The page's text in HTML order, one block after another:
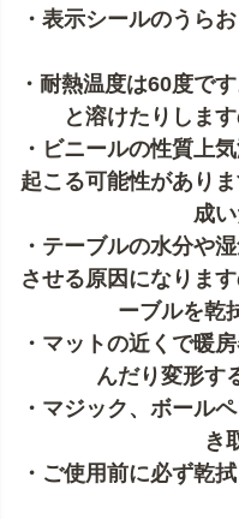
・表示シールのうら
・耐熱温度は60度で
と溶けたりしま
・ビニールの性質上
起こる可能性があり
成い
・テーブルの水分や
させる原因になりま
ーブルを乾
・マットの近くで暖
んだり変形す
・マジック、ボール
き
・ご使用前に必ず乾